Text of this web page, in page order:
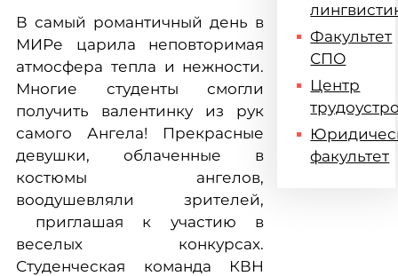
В самый романтичный день в
МИРе царила неповторимая
атмосфера тепла и нежности.
Многие студенты смогли
получить валентинку из рук
самого Ангела! Прекрасные
девушки, облаченные в
костюмы ангелов,
воодушевляли зрителей,
приглашая к участию в
веселых конкурсах.
Студенческая команда КВН
Факультет
СПО
Центр
факультет